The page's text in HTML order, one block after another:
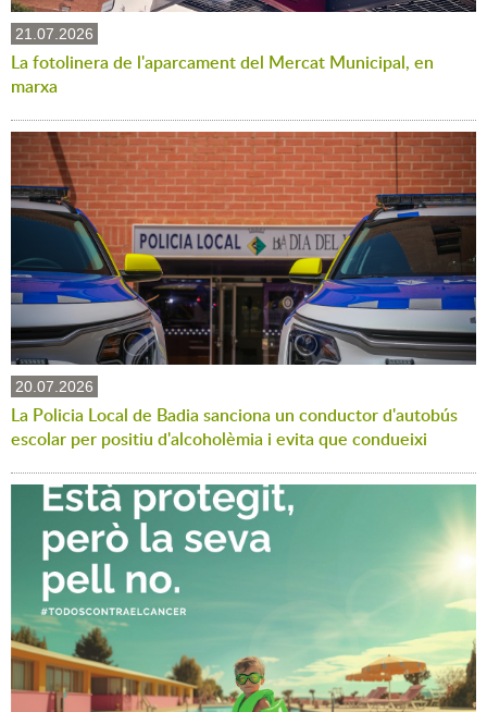
21.07.2026
La fotolinera de l'aparcament del Mercat Municipal, en
marxa
20.07.2026
La Policia Local de Badia sanciona un conductor d'autobús
escolar per positiu d'alcoholèmia i evita que condueixi